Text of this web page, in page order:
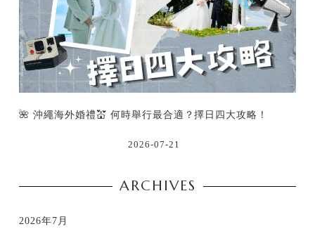
🌺 沖繩海外婚禮💒 何時舉行最合適？擇日四大攻略！
2026-07-21
ARCHIVES
2026年7月